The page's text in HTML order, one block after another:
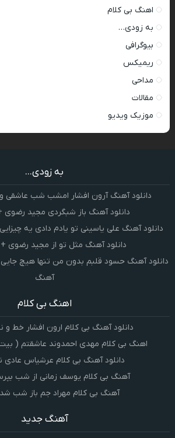
اهنگ بی کلام
به زودی…
بیوگرافی
ریمیکس
مداحی
مقالات
موزیک ویدیو
به زودی...
دانلود آهنگ آرون افشار امشب شب عاشقی
دانلود آهنگ باز شبگردی مجید
دانلود آهنگ علی یاسینی تو یادم دادی یه
دانلود آهنگ مثل تو از مجید رضوی
دانلود آهنگ حسود قلبم بدون من تنها هیچ
آهنگ
اهنگ بی کلام
دانلود آهنگ بی کلام ارون افشار خط و
اهنگ بی کلام مهدی احمدوند عاشقتم (
دانلود آهنگ بی کلام عرشیاس عادی
آهنگ بی کلام یوسف زمانی از شب
آهنگ بی کلام مهراد جم باز شب شد
آهنگ جدید